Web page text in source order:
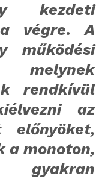
kezdeti
végre.A
működési
rendkívül
az
a monoton,